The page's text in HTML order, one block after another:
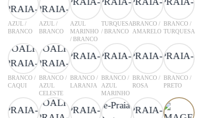
AZUL /
BRANCO
AZUL /
BRANCO
AZUL
MARINHO
/ BRANCO
TURQUESA
/ BRANCO
BRANCO /
AMARELO
BRANCO /
TURQUESA
BRANCO /
CAQUI
BRANCO /
AZUL
CELESTE
BRANCO /
LARANJA
BRANCO /
AZUL
MARINHO
BRANCO /
ROSA
BRANCO /
PRETO